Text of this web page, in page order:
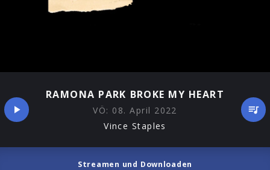
RAMONA PARK BROKE MY HEART
VÖ: 08. April 2022
Vince Staples
Streamen und Downloaden